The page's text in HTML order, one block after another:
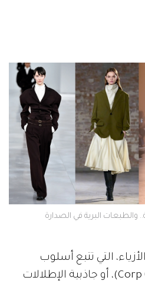
والطبعات البرية في الصدارة
التي تتبع أسلوب
«رسمية الأعمال» (Corp Core)، أو جاذبية الإطلالات